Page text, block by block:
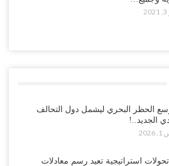
الحظر البحري ليشمل دول التحالف
الجديد..!
استراتيجية تعيد رسم معادلات